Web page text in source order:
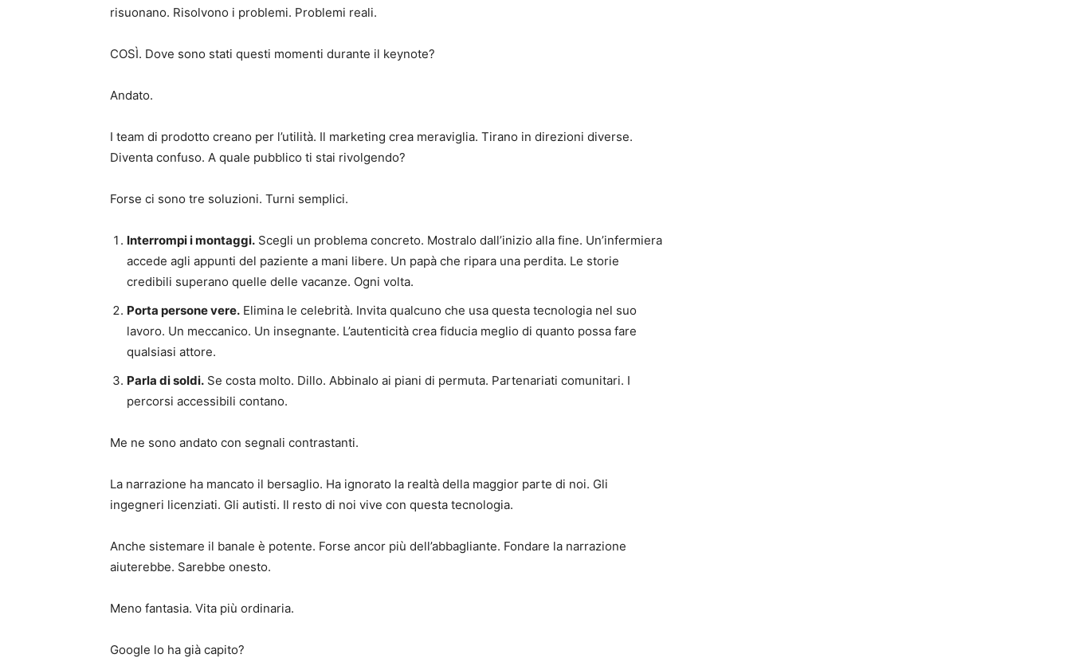
risuonano. Risolvono i problemi. Problemi reali.
COSÌ. Dove sono stati questi momenti durante il keynote?
Andato.
I team di prodotto creano per l’utilità. Il marketing crea meraviglia. Tirano in direzioni diverse.
Diventa confuso. A quale pubblico ti stai rivolgendo?
Forse ci sono tre soluzioni. Turni semplici.
Interrompi i montaggi. Scegli un problema concreto. Mostralo dall’inizio alla fine. Un’infermiera
accede agli appunti del paziente a mani libere. Un papà che ripara una perdita. Le storie
credibili superano quelle delle vacanze. Ogni volta.
Porta persone vere. Elimina le celebrità. Invita qualcuno che usa questa tecnologia nel suo
lavoro. Un meccanico. Un insegnante. L’autenticità crea fiducia meglio di quanto possa fare
qualsiasi attore.
Parla di soldi. Se costa molto. Dillo. Abbinalo ai piani di permuta. Partenariati comunitari. I
percorsi accessibili contano.
Me ne sono andato con segnali contrastanti.
La narrazione ha mancato il bersaglio. Ha ignorato la realtà della maggior parte di noi. Gli
ingegneri licenziati. Gli autisti. Il resto di noi vive con questa tecnologia.
Anche sistemare il banale è potente. Forse ancor più dell’abbagliante. Fondare la narrazione
aiuterebbe. Sarebbe onesto.
Meno fantasia. Vita più ordinaria.
Google lo ha già capito?